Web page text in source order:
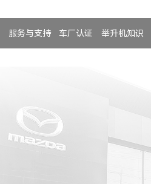
服务与支持 车厂认证 举升机知识